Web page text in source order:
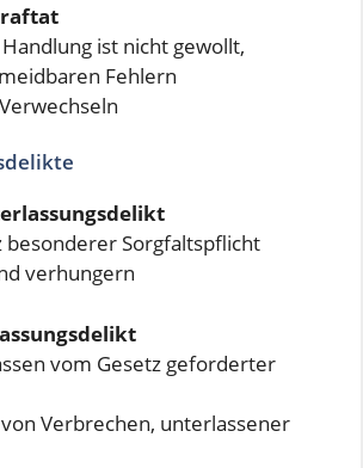
ist nicht gewollt,
Fehlern
Sorgfaltspflicht
verhungern
vom Gesetz geforderter
Verbrechen, unterlassener